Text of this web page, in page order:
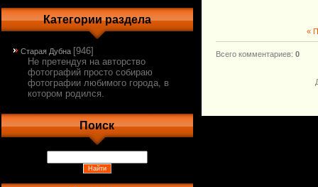
Категории раздела
Старая Дубна [946]
Не претендуя на авторство
фотографий просто собираю
фотографии любимого города, в
котором родился.
Поиск
«
Всего комментариев: 0